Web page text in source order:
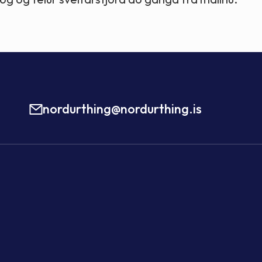
nordurthing@nordurthing.is